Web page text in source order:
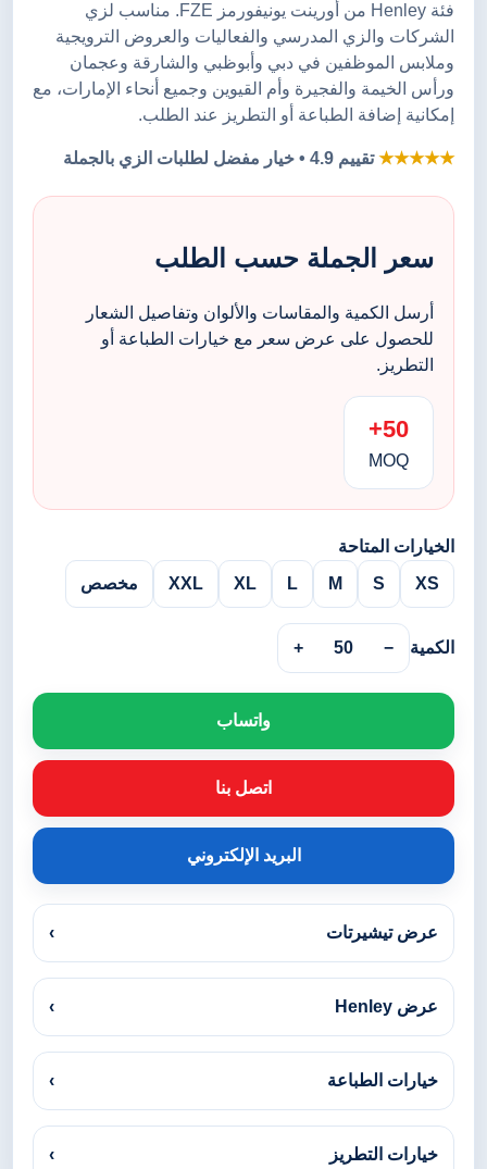
فئة Henley من أورينت يونيفورمز FZE. مناسب لزي
الشركات والزي المدرسي والفعاليات والعروض الترويجية
وملابس الموظفين في دبي وأبوظبي والشارقة وعجمان
ورأس الخيمة والفجيرة وأم القيوين وجميع أنحاء الإمارات، مع
إمكانية إضافة الطباعة أو التطريز عند الطلب.
★★★★★تقييم 4.9 • خيار مفضل لطلبات الزي بالجملة
سعر الجملة حسب الطلب
أرسل الكمية والمقاسات والألوان وتفاصيل الشعار
للحصول على عرض سعر مع خيارات الطباعة أو
التطريز.
50+
MOQ
الخيارات المتاحة
XS
S
M
L
XL
XXL مخصص
الكمية −
50
+
واتساب
اتصل بنا
البريد الإلكتروني
عرض تيشيرتات ›
عرض Henley ›
خيارات الطباعة ›
خيارات التطريز ›